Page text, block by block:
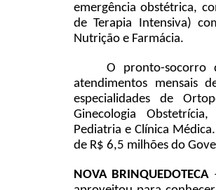
emergência obstétrica,
de Terapia Intensiva)
Nutrição e Farmácia.
O pronto-socorro
atendimentos mensais
especialidades de
Ginecologia
Pediatria e Clínica
de R$ 6,5 milhões do
NOVA BRINQUEDOTECA